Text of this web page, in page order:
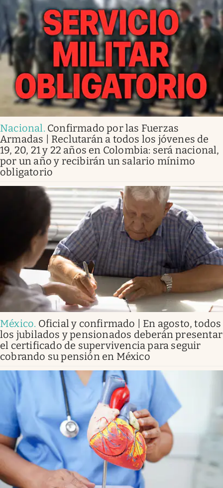
Nacional. Confirmado por las Fuerzas
Armadas | Reclutarán a todos los jóvenes de
19, 20, 21 y 22 años en Colombia: será nacional,
por un año y recibirán un salario mínimo
obligatorio
México. Oficial y confirmado | En agosto, todos
los jubilados y pensionados deberán presentar
el certificado de supervivencia para seguir
cobrando su pensión en México